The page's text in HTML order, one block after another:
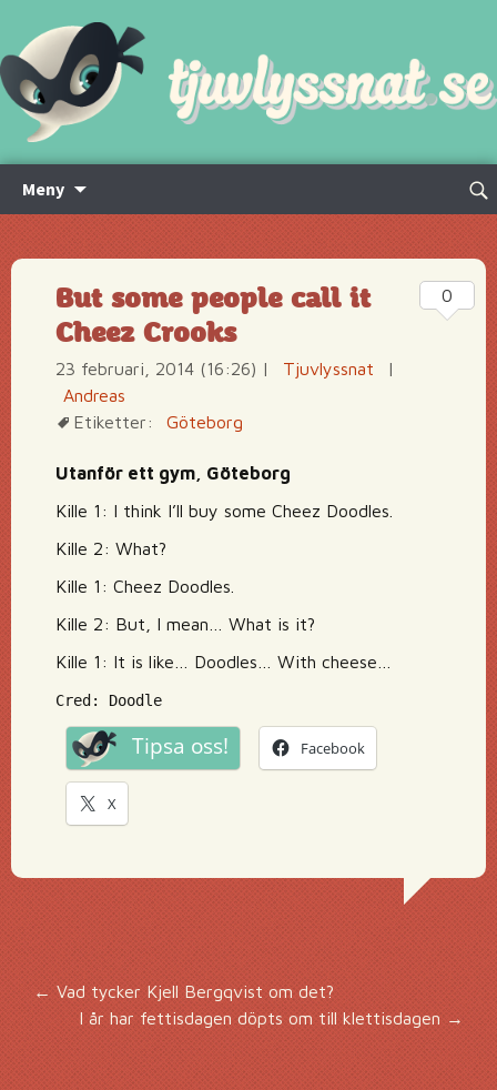
Meny
innehåll
Sök
But some people call it
Cheez Crooks
23 februari, 2014 (16:26) | Tjuvlyssnat
|
Andreas
Etiketter:
Göteborg
Utanför ett gym, Göteborg
Kille 1: I think I’ll buy some Cheez Doodles.
Kille 2: What?
Kille 1: Cheez Doodles.
Kille 2: But, I mean… What is it?
Kille 1: It is like… Doodles… With cheese…
Cred: Doodle
Tipsa oss! Facebook
X
0
Inläggsnavigering
←Vad tycker Kjell Bergqvist om det?
I år har fettisdagen döpts om till klettisdagen →